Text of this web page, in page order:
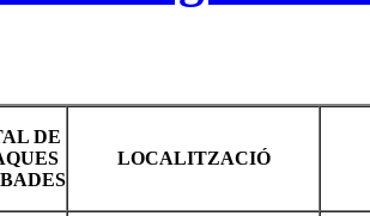
DE
LOCALITZACIÓ